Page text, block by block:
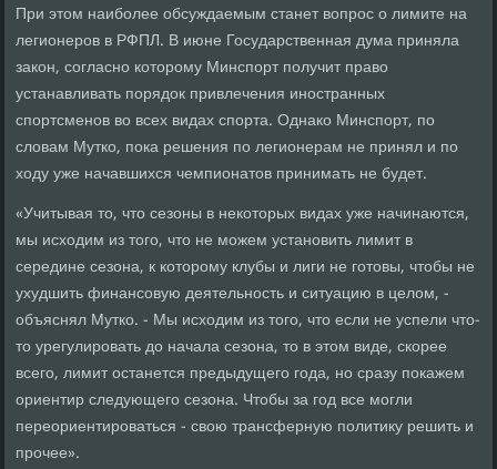
При этом наиболее обсуждаемым станет вопрос о лимите на
легионеров в РФПЛ. В июне Государственная дума приняла
закон, согласно которому Минспорт получит право
устанавливать порядок привлечения иностранных
спортсменов во всех видах спорта. Однако Минспорт, по
словам Мутко, пока решения по легионерам не принял и по
ходу уже начавшихся чемпионатов принимать не будет.
«Учитывая то, что сезоны в некоторых видах уже начинаются,
мы исходим из того, что не можем установить лимит в
середине сезона, к которому клубы и лиги не готовы, чтобы не
ухудшить финансовую деятельность и ситуацию в целом, -
объяснял Мутко. - Мы исходим из того, что если не успели что-
то урегулировать до начала сезона, то в этом виде, скорее
всего, лимит останется предыдущего года, но сразу покажем
ориентир следующего сезона. Чтобы за год все могли
переориентироваться - свою трансферную политику решить и
прочее».